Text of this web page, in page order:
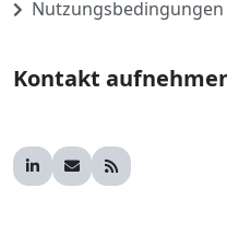
Nutzungsbedingungen
Kontakt